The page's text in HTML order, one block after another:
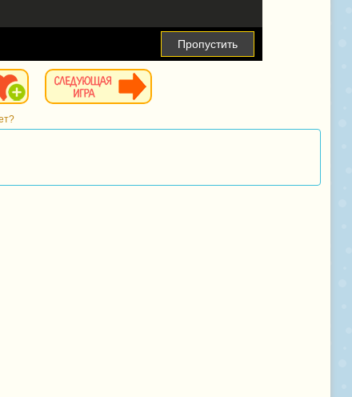
Пропустить